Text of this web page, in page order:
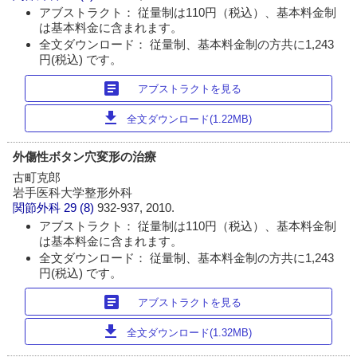
アブストラクト： 従量制は110円（税込）、基本料金制
は基本料金に含まれます。
全文ダウンロード： 従量制、基本料金制の方共に1,243
円(税込) です。
article アブストラクトを見る
download 全文ダウンロード(1.22MB)
外傷性ボタン穴変形の治療
古町克郎
岩手医科大学整形外科
関節外科 29 (8)932-937, 2010.
アブストラクト： 従量制は110円（税込）、基本料金制
は基本料金に含まれます。
全文ダウンロード： 従量制、基本料金制の方共に1,243
円(税込) です。
article アブストラクトを見る
download 全文ダウンロード(1.32MB)